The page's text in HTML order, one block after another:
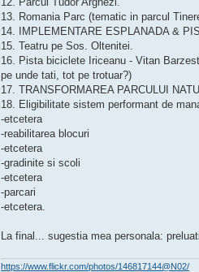
13. Romania Parc (tematic in parcul
14. IMPLEMENTARE ESPLANADA &
15. Teatru pe Sos. Oltenitei.
16. Pista biciclete Iriceanu - Vitan
pe unde tati, tot pe trotuar?)
17. TRANSFORMAREA PARCULUI
18. Eligibilitate sistem performant de
-etcetera
-reabilitarea blocuri
-etcetera
-gradinite si scoli
-etcetera
-parcari
-etcetera.
La final... sugestia mea personala:
https://www.flickr.com/photos/146817144@N02/